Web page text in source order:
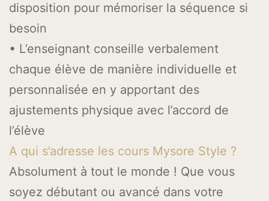
disposition pour mémoriser la séquence si
besoin
• L’enseignant conseille verbalement
chaque élève de manière individuelle et
personnalisée en y apportant des
ajustements physique avec l’accord de
l’élève
A qui s’adresse les cours Mysore Style ?
Absolument à tout le monde ! Que vous
soyez débutant ou avancé dans votre